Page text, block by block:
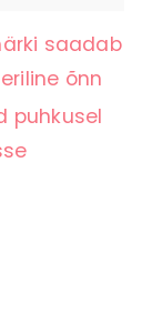
saadab
õnn
puhkusel